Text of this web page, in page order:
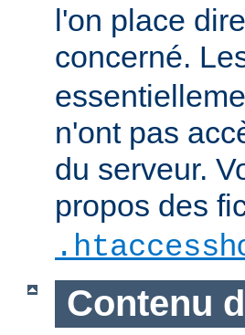
l'on place
concerné.
n'ont pas
du serveur.
propos des
.htaccess
Contenu